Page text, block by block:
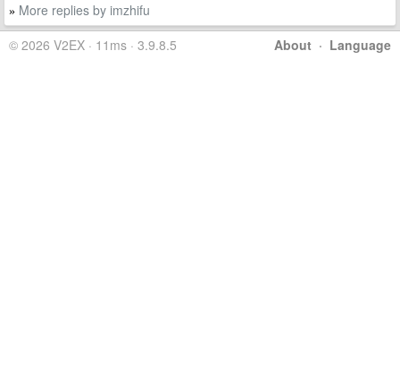
» More replies by imzhifu
About · Language
© 2026 V2EX · 11ms · 3.9.8.5